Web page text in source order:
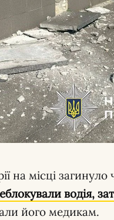
на місці загинуло
водія,
його медикам.